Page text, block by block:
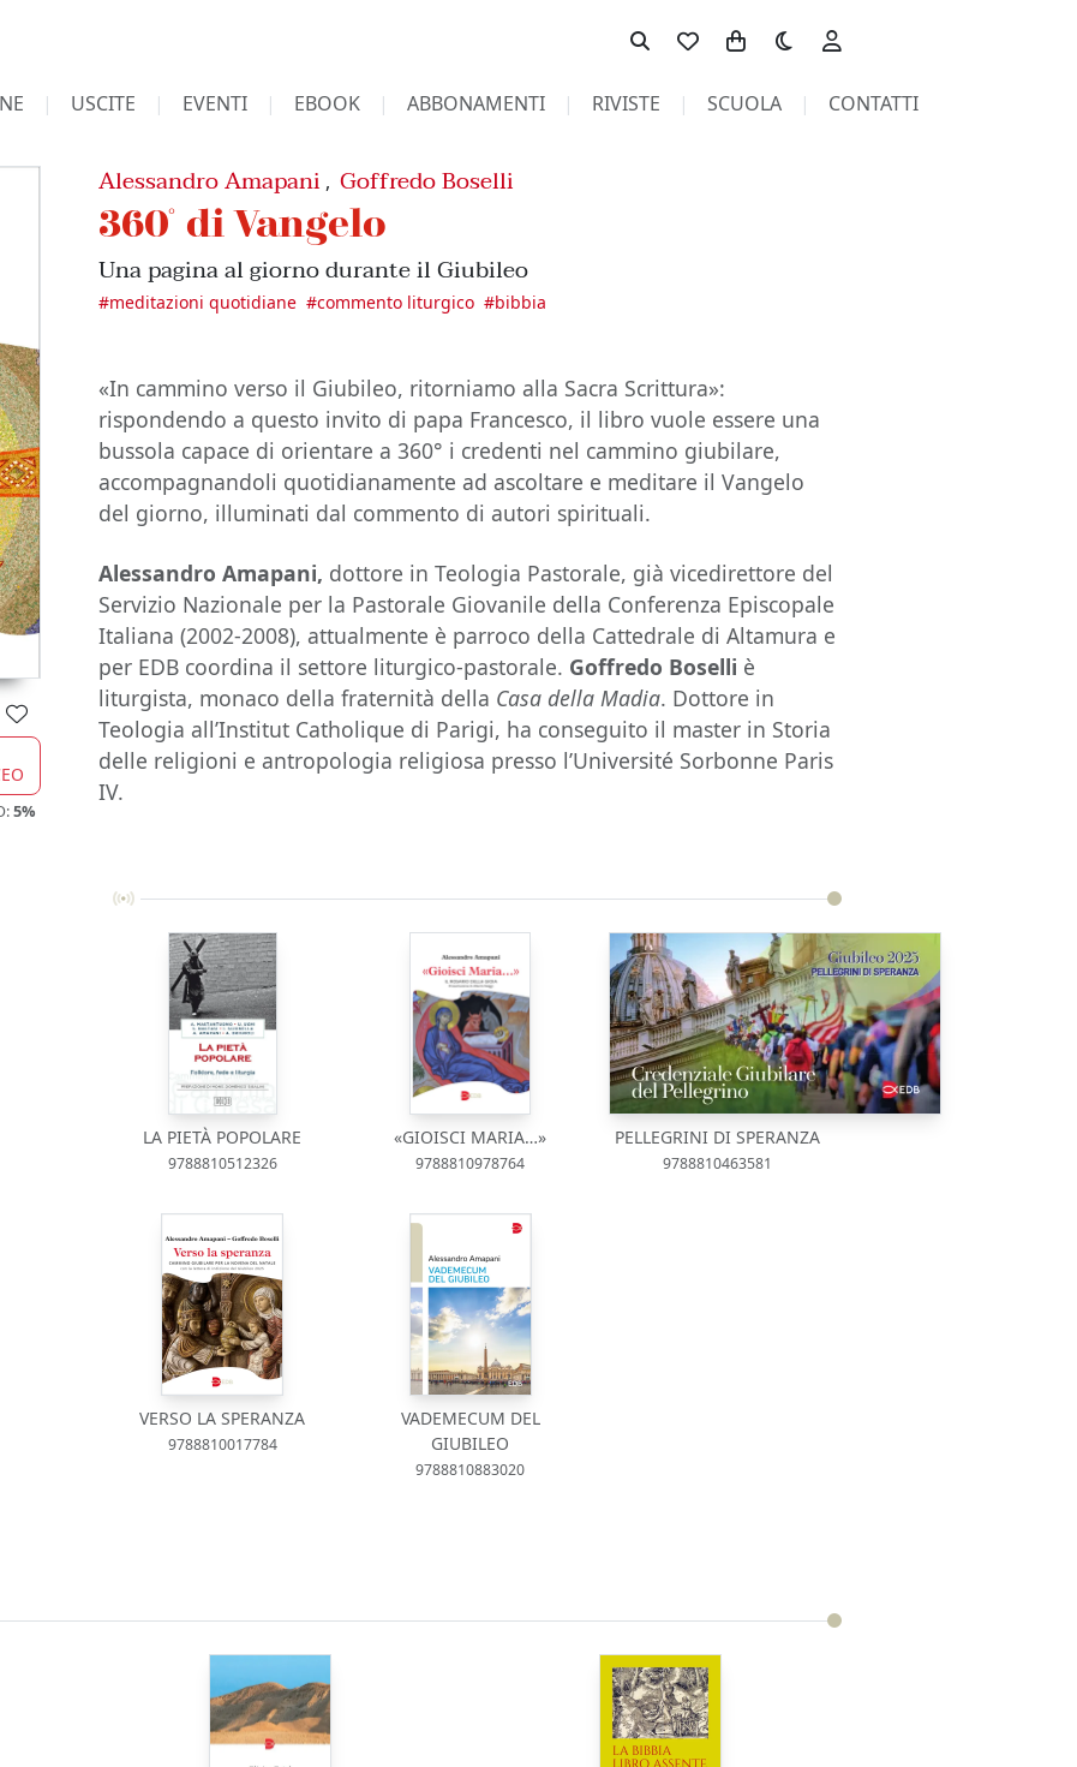
Toggle theme
USCITE EVENTI EBOOK ABBONAMENTI RIVISTE SCUOLA CONTATTI
5%
Alessandro Amapani ,Goffredo Boselli
360° di Vangelo
Una pagina al giorno durante il Giubileo
#meditazioni quotidiane #commento liturgico #bibbia
«In cammino verso il Giubileo, ritorniamo alla Sacra Scrittura»:
rispondendo a questo invito di papa Francesco, il libro vuole essere una
bussola capace di orientare a 360° i credenti nel cammino giubilare,
accompagnandoli quotidianamente ad ascoltare e meditare il Vangelo
del giorno, illuminati dal commento di autori spirituali.
Alessandro Amapani, dottore in Teologia Pastorale, già vicedirettore del
Servizio Nazionale per la Pastorale Giovanile della Conferenza Episcopale
Italiana (2002-2008), attualmente è parroco della Cattedrale di Altamura e
per EDB coordina il settore liturgico-pastorale. Goffredo Boselli è
liturgista, monaco della fraternità della Casa della Madia. Dottore in
Teologia all’Institut Catholique di Parigi, ha conseguito il master in Storia
delle religioni e antropologia religiosa presso l’Université Sorbonne Paris
IV.
LA PIETÀ POPOLARE
9788810512326
«GIOISCI MARIA…»
9788810978764
PELLEGRINI DI SPERANZA
9788810463581
VERSO LA SPERANZA
9788810017784
VADEMECUM DEL
GIUBILEO
9788810883020